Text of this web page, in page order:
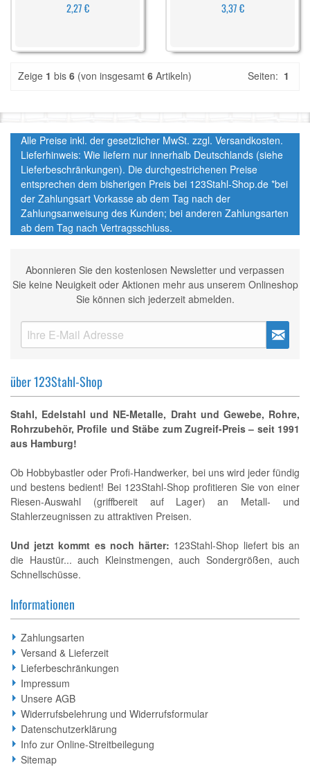
2,27 € 3,37 €
Zeige 1 bis 6 (von insgesamt 6 Artikeln) Seiten: 1
Alle Preise inkl. der gesetzlicher MwSt. zzgl. Versandkosten.
Lieferhinweis: Wie liefern nur innerhalb Deutschlands (siehe
Lieferbeschränkungen). Die durchgestrichenen Preise
entsprechen dem bisherigen Preis bei 123Stahl-Shop.de *bei
der Zahlungsart Vorkasse ab dem Tag nach der
Zahlungsanweisung des Kunden; bei anderen Zahlungsarten
ab dem Tag nach Vertragsschluss.
Abonnieren Sie den kostenlosen Newsletter und verpassen
Sie keine Neuigkeit oder Aktionen mehr aus unserem Onlineshop
Sie können sich jederzeit abmelden.
über 123Stahl-Shop
Stahl, Edelstahl und NE-Metalle, Draht und Gewebe, Rohre,
Rohrzubehör, Profile und Stäbe zum Zugreif-Preis – seit 1991
aus Hamburg!
Ob Hobbybastler oder Profi-Handwerker, bei uns wird jeder fündig
und bestens bedient! Bei 123Stahl-Shop profitieren Sie von einer
Riesen-Auswahl (griffbereit auf Lager) an Metall- und
Stahlerzeugnissen zu attraktiven Preisen.
Und jetzt kommt es noch härter: 123Stahl-Shop liefert bis an
die Haustür... auch Kleinstmengen, auch Sondergrößen, auch
Schnellschüsse.
Informationen
Zahlungsarten
Versand & Lieferzeit
Lieferbeschränkungen
Impressum
Unsere AGB
Widerrufsbelehrung und Widerrufsformular
Datenschutzerklärung
Info zur Online-Streitbeilegung
Sitemap